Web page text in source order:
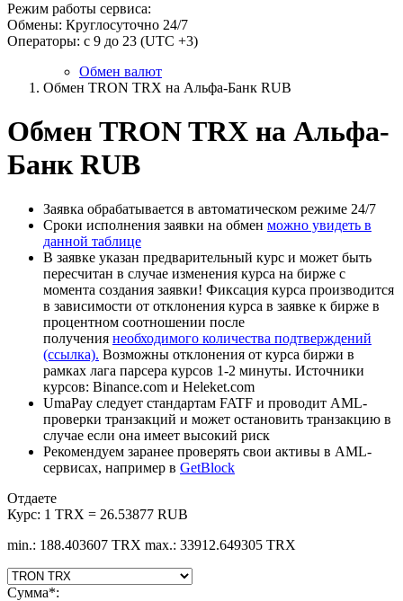
Режим работы сервиса:
Обмены: Круглосуточно 24/7
Операторы: с 9 до 23 (UTC +3)
Обмен валют
Обмен TRON TRX на Альфа-Банк RUB
Обмен TRON TRX на Альфа-
Банк RUB
Заявка обрабатывается в автоматическом режиме 24/7
Сроки исполнения заявки на обмен можно увидеть в
данной таблице
В заявке указан предварительный курс и может быть
пересчитан в случае изменения курса на бирже с
момента создания заявки! Фиксация курса производится
в зависимости от отклонения курса в заявке к бирже в
процентном соотношении после
получения необходимого количества подтверждений
(ссылка). Возможны отклонения от курса биржи в
рамках лага парсера курсов 1-2 минуты. Источники
курсов: Binance.com и Heleket.com
UmaPay следует стандартам FATF и проводит AML-
проверки транзакций и может остановить транзакцию в
случае если она имеет высокий риск
Рекомендуем заранее проверять свои активы в AML-
сервисах, например в GetBlock
Отдаете
Курс: 1 TRX = 26.53877 RUB
min.: 188.403607 TRX max.: 33912.649305 TRX
Сумма*: